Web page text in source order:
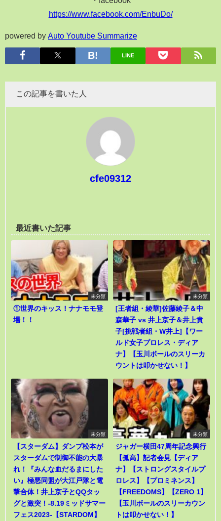
https://www.facebook.com/EnbuDo/
powered by Auto Youtube Summarize
LINE
この記事を書いた人
cfe09312
最近書いた記事
未分類
①世界のキッス！ナナモモ登
場！！
未分類
[王者組・綾華]佐藤綾子＆中
森華子 vs 井上京子＆井上貴
子[挑戦者組・W井上]【ワー
ルド女子プロレス・ディア
ナ】【玉川ボールのスリーカ
ウントは叩かせない！】
未分類
【スターダム】ダンプ松本が
スターダムで制御不能の大暴
れ！『みんな血だるまにした
い』極悪同盟が大江戸隊と電
撃合体！井上京子とQQタッ
グと激突！-8.19ミッドサマー
フェス2023-【STARDOM】
未分類
ジャガー横田47周年記念興行
【孤高】記者会見【ディア
ナ】【ストロングスタイルプ
ロレス】【プロミネンス】
【FREEDOMS】【ZERO 1】
【玉川ボールのスリーカウン
トは叩かせない！】